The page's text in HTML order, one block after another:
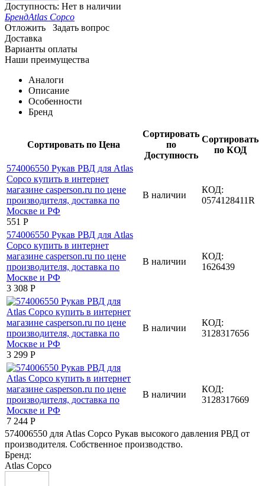
Доступность: Нет в наличии
БрендAtlas Copco
Отложить
Задать вопрос
Доставка
Варианты оплаты
Наши преимущества
Аналоги
Описание
Особенности
Бренд
Сортировать по Цена
Сортировать
по
Доступность
Сортировать
по КОД
‍551‍ Р
В наличии
КОД:
0574128411R
3 308 Р
В наличии
КОД:
1626439
3 299 Р
В наличии
КОД:
3128317656
7 244 Р
В наличии
КОД:
3128317669
574006550 для Atlas Copco Рукав высокого давления РВД от
производителя. Собственное производство.
Бренд:
Atlas Copco